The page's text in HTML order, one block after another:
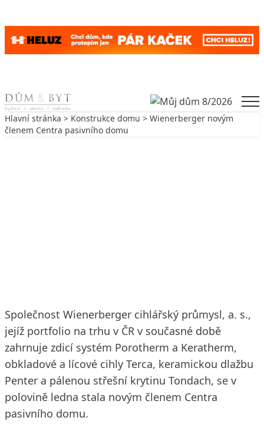
Skip to content
Hlavní stránka > Konstrukce domu > Wienerberger novým
členem Centra pasivního domu
Společnost Wienerberger cihlářský průmysl, a. s.,
jejíž portfolio na trhu v ČR v současné době
zahrnuje zdicí systém Porotherm a Keratherm,
obkladové a lícové cihly Terca, keramickou dlažbu
Penter a pálenou střešní krytinu Tondach, se v
polovině ledna stala novým členem Centra
pasivního domu.